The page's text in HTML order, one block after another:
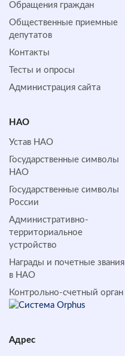
Обращения граждан
Общественные приемные
депутатов
Контакты
Тесты и опросы
Администрация сайта
НАО
Устав НАО
Государственные символы
НАО
Государственные символы
России
Административно-
территориальное
устройство
Награды и почетные звания
в НАО
Контрольно-счетный орган
Адрес